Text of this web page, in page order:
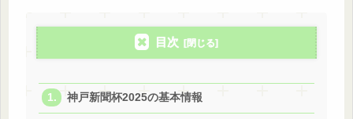
目次
神戸新聞杯2025の基本情報